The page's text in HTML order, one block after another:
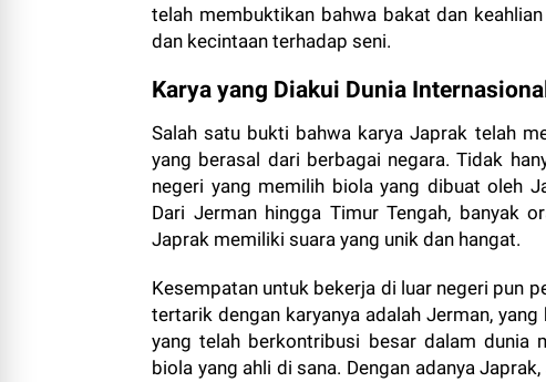
telah membuktikan bahwa bakat dan
dan kecintaan terhadap seni.
Karya yang Diakui Dunia
Salah satu bukti bahwa karya Japrak telah
yang berasal dari berbagai negara. Tidak
negeri yang memilih biola yang dibuat oleh
Dari Jerman hingga Timur Tengah, banyak
Japrak memiliki suara yang unik dan hangat.
Kesempatan untuk bekerja di luar negeri pun
tertarik dengan karyanya adalah Jerman,
yang telah berkontribusi besar dalam dunia
biola yang ahli di sana. Dengan adanya